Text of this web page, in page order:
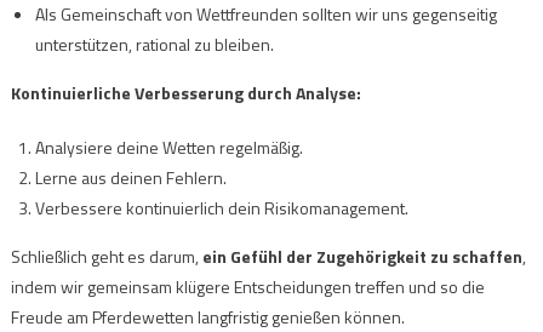
Als Gemeinschaft von Wettfreunden sollten wir uns gegenseitig
unterstützen, rational zu bleiben.
Kontinuierliche Verbesserung durch Analyse:
Analysiere deine Wetten regelmäßig.
Lerne aus deinen Fehlern.
Verbessere kontinuierlich dein Risikomanagement.
Schließlich geht es darum,ein Gefühl der Zugehörigkeit zu schaffen,
indem wir gemeinsam klügere Entscheidungen treffen und so die
Freude am Pferdewetten langfristig genießen können.